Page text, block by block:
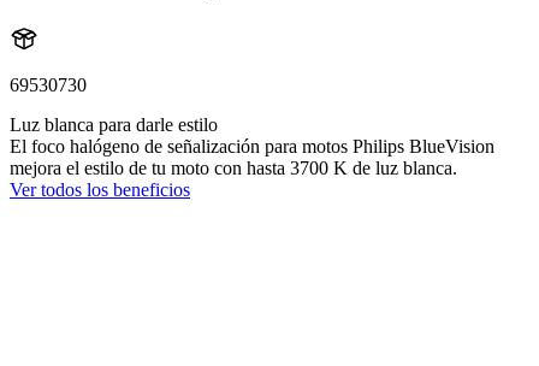
69530730
Luz blanca para darle estilo
El foco halógeno de señalización para motos Philips BlueVision
mejora el estilo de tu moto con hasta 3700 K de luz blanca.
Ver todos los beneficios